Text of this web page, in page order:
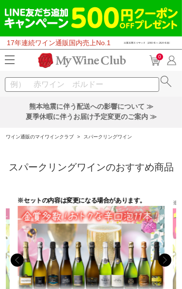
17年連続ワイン通販国内売上No.1
0
熊本地震に伴う配送への影響について ≫
夏季休暇に伴うお届け予定変更のご案内 ≫
ワイン通販のマイワインクラブ > スパークリングワイン
スパークリングワインのおすすめ商品
※セットの内容は変更になる場合があります。 ※